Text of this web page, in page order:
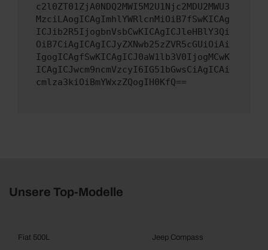
c2l0ZT01ZjA0NDQ2MWI5M2U1Njc2MDU2MWU3
MzciLAogICAgImhlYWRlcnMiOiB7fSwKICAg
ICJib2R5IjogbnVsbCwKICAgICJleHBlY3Qi
OiB7CiAgICAgICJyZXNwb25zZVR5cGUiOiAi
IgogICAgfSwKICAgICJ0aW1lb3V0IjogMCwK
ICAgICJwcm9ncmVzcyI6IG51bGwsCiAgICAi
cmlza3kiOiBmYWxzZQogIH0KfQ==
Unsere Top-Modelle
Fiat 500L Jeep Compass